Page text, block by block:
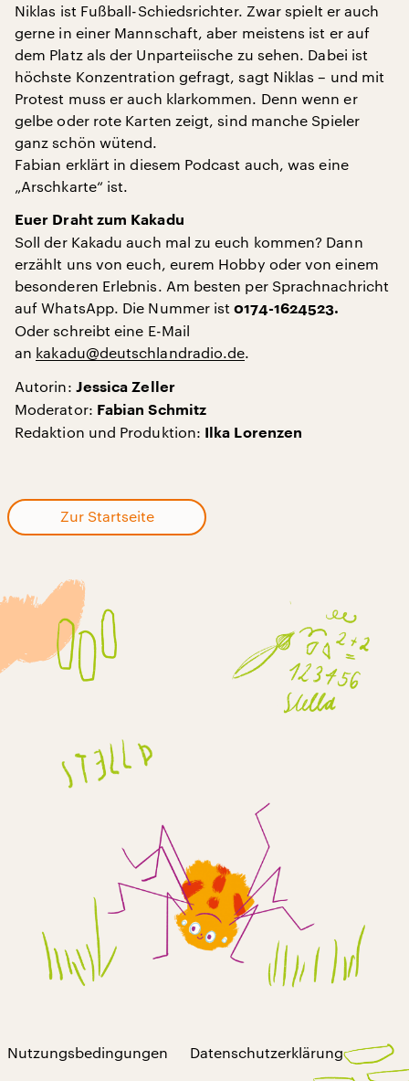
Niklas ist Fußball-Schiedsrichter. Zwar spielt er auch
gerne in einer Mannschaft, aber meistens ist er auf
dem Platz als der Unparteiische zu sehen. Dabei ist
höchste Konzentration gefragt, sagt Niklas – und mit
Protest muss er auch klarkommen. Denn wenn er
gelbe oder rote Karten zeigt, sind manche Spieler
ganz schön wütend.
Fabian erklärt in diesem Podcast auch, was eine
„Arschkarte“ ist.
Euer Draht zum Kakadu
Soll der Kakadu auch mal zu euch kommen? Dann
erzählt uns von euch, eurem Hobby oder von einem
besonderen Erlebnis. Am besten per Sprachnachricht
auf WhatsApp. Die Nummer ist0174-1624523.
Oder schreibt eine E-Mail
an kakadu@deutschlandradio.de
Autorin: Jessica Zeller
Moderator: Fabian Schmitz
Redaktion und Produktion: Ilka Lorenzen
Zur Startseite
Nutzungsbedingungen Datenschutzerklärung